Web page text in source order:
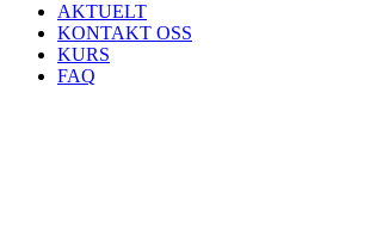
AKTUELT
KONTAKT OSS
KURS
FAQ